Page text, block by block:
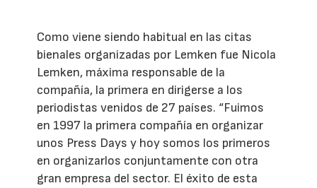
Como viene siendo habitual en las citas
bienales organizadas por Lemken fue Nicola
Lemken, máxima responsable de la
compañía, la primera en dirigerse a los
periodistas venidos de 27 países. “Fuimos
en 1997 la primera compañía en organizar
unos Press Days y hoy somos los primeros
en organizarlos conjuntamente con otra
gran empresa del sector. El éxito de esta